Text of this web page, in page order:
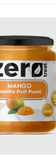
هو:
160 EGP.